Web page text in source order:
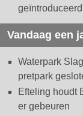
Vandaag een
Waterpark
pretpark
Efteling houdt
er gebeuren